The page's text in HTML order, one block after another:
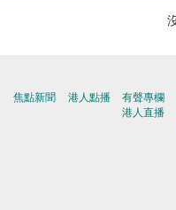
焦點新聞 港人點播
有聲專欄
港人直播